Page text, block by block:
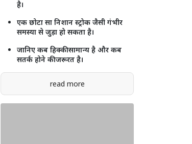
है।
एक छोटा सा निशान स्ट्रोक जैसी गंभीर
समस्या से जुड़ा हो सकता है।
जानिए कब हिक्की सामान्य है और कब
सतर्क होने की जरूरत है।
read more